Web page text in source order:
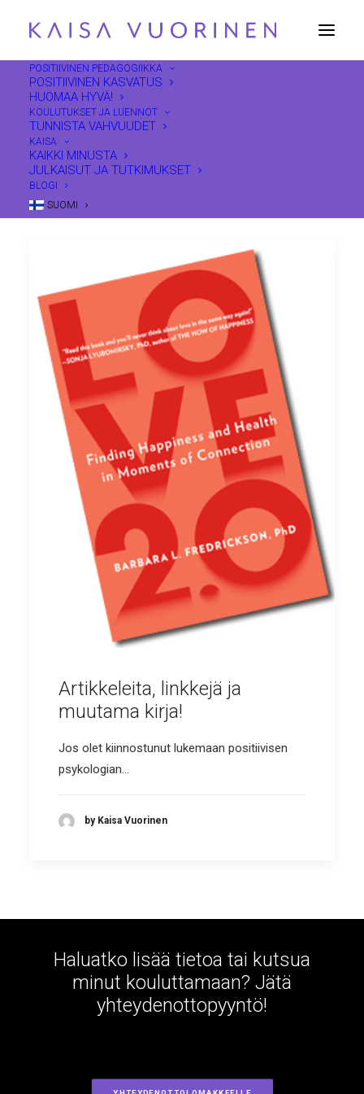
POSITIIVINEN PEDAGOGIIKKA
POSITIIVINEN KASVATUS
HUOMAA HYVÄ!
KOULUTUKSET JA LUENNOT
TUNNISTA VAHVUUDET
KAISA
KAIKKI MINUSTA
JULKAISUT JA TUTKIMUKSET
BLOGI
SUOMI
Artikkeleita
Artikkeleita, linkkejä ja
muutama kirja!
Jos olet kiinnostunut lukemaan positiivisen
psykologian…
by Kaisa Vuorinen
Haluatko lisää tietoa tai kutsua
minut kouluttamaan? Jätä
yhteydenottopyyntö!